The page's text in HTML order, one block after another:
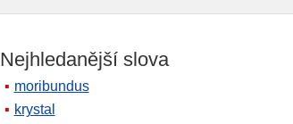
Nejhledanější slova
moribundus
krystal